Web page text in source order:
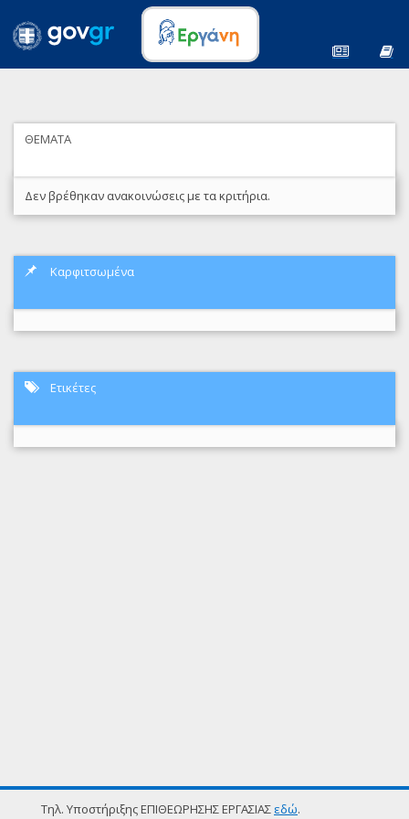
ΘΕΜΑΤΑ
Δεν βρέθηκαν ανακοινώσεις με τα κριτήρια.
Καρφιτσωμένα
Ετικέτες
Τηλ. Υποστήριξης ΕΠΙΘΕΩΡΗΣΗΣ ΕΡΓΑΣΙΑΣ εδώ.